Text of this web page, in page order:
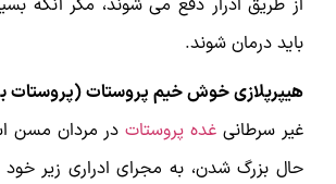
باید درمان شوند.
هیپرپلازی خوش خیم پروستات (پروستات
غیر سرطانی غده پروستاتدر مردان مسن
حال بزرگ شدن، به مجرای ادراری زیر خود